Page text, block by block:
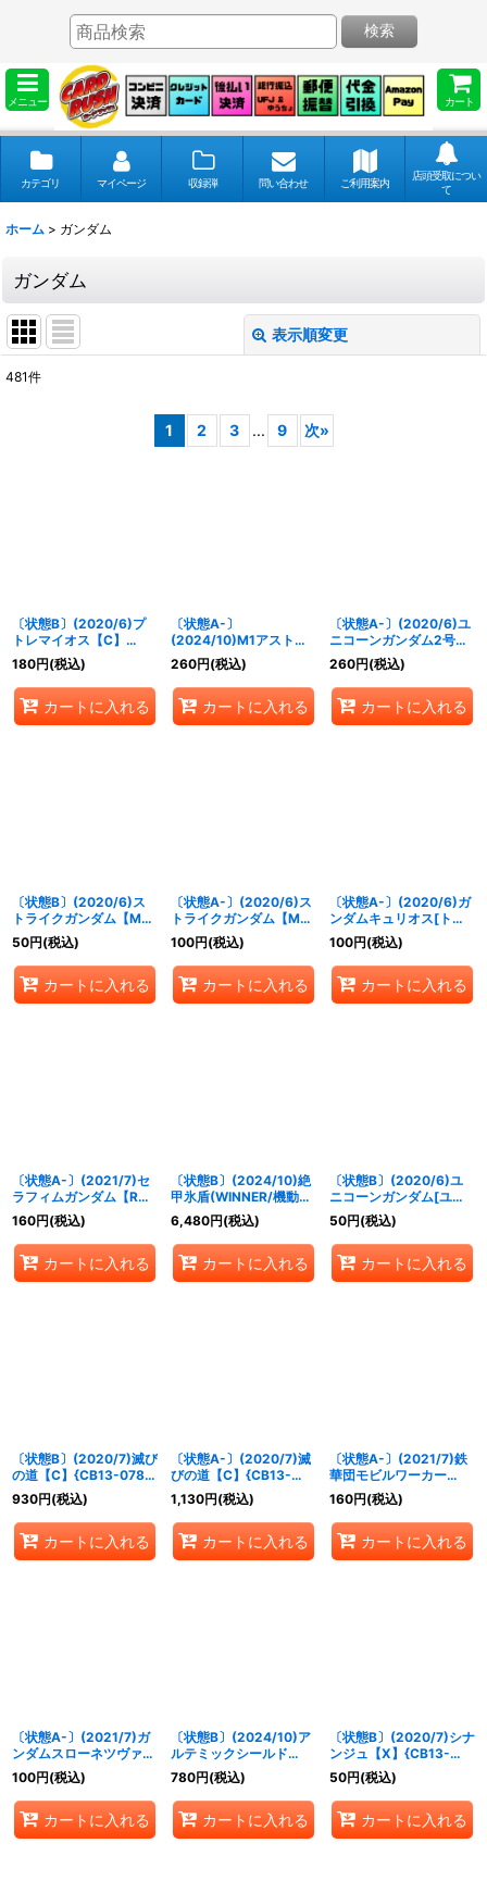
メニュー カート
検索
カテゴリ マイページ 収録弾 問い合わせ ご利用案内
店頭受取につい
て
ホーム > ガンダム
ガンダム
表示順変更
481件
1 2 3 ... 9 次»
〔状態B〕(2020/6)プ
トレマイオス【C】
{SD53-014}《青》
180円(税込)
カートに入れる
〔状態A-〕
(2024/10)M1アストレ
イ(Xレア仕様)【C】
{CB13-023}《白》
260円(税込)
カートに入れる
〔状態A-〕(2020/6)ユ
ニコーンガンダム2号機
バンシィ[ユニコーンモ
ード]【C】{SD54-
008}《赤》
260円(税込)
カートに入れる
〔状態B〕(2020/6)ス
トライクガンダム【M】
{SD52-005}《白》
50円(税込)
カートに入れる
〔状態A-〕(2020/6)ス
トライクガンダム【M】
{SD52-005}《白》
100円(税込)
カートに入れる
〔状態A-〕(2020/6)ガ
ンダムキュリオス[トラ
ンザム]【R】{SD53-
005}《青》
100円(税込)
カートに入れる
〔状態A-〕(2021/7)セ
ラフィムガンダム【R】
{CB16-047}《青》
160円(税込)
カートに入れる
〔状態B〕(2024/10)絶
甲氷盾(WINNER/機動戦
士ガンダムイラスト)
【-】{SD56-RV009}
《白》
6,480円(税込)
カートに入れる
〔状態B〕(2020/6)ユ
ニコーンガンダム[ユニ
コーンモード]【C】
{SD54-007}《赤》
50円(税込)
カートに入れる
〔状態B〕(2020/7)滅び
の道【C】{CB13-078}
《青》
930円(税込)
カートに入れる
〔状態A-〕(2020/7)滅
びの道【C】{CB13-
078}《青》
1,130円(税込)
カートに入れる
〔状態A-〕(2021/7)鉄
華団モビルワーカー
【C】{CB16-011}
《紫》
160円(税込)
カートに入れる
〔状態A-〕(2021/7)ガ
ンダムスローネツヴァイ
[サーシェス機]【M】
{CB16-049}《青》
100円(税込)
カートに入れる
〔状態B〕(2024/10)ア
ルテミックシールド
(SEEDFREEDOMイラス
ト)【-】{BS44-092}
《白》
780円(税込)
カートに入れる
〔状態B〕(2020/7)シナ
ンジュ【X】{CB13-
X01}《赤》
50円(税込)
カートに入れる